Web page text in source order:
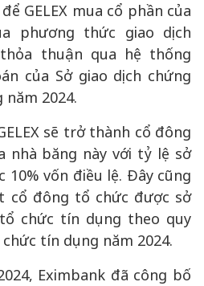
GELEX mua cổ phần của
phương thức giao dịch
thuận qua hệ thống
của Sở giao dịch chứng
năm 2024.
sẽ trở thành cổ đông
nhà băng này với tỷ lệ sở
10% vốn điều lệ. Đây cũng
cổ đông tổ chức được sở
chức tín dụng theo quy
tín dụng năm 2024.
Eximbank đã công bố